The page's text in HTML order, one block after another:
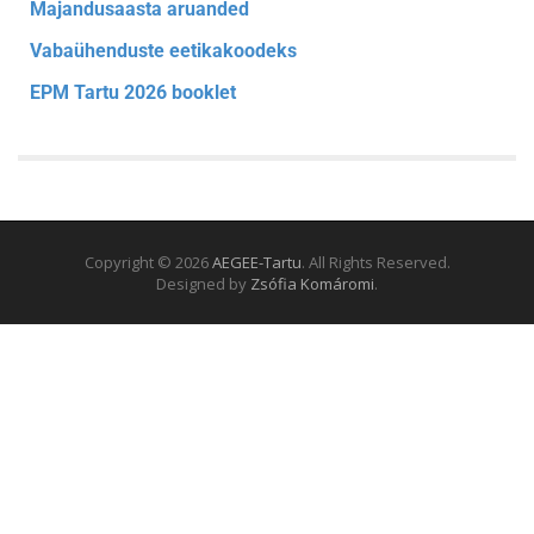
Majandusaasta aruanded
Vabaühenduste eetikakoodeks
EPM Tartu 2026 booklet
Copyright © 2026AEGEE-Tartu. All Rights Reserved.
Designed by Zsófia Komáromi.